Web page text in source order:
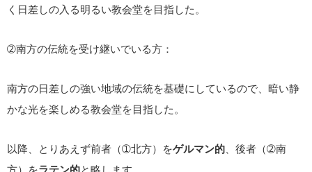
く日差しの入る明るい教会堂を目指した。
➁南方の伝統を受け継いでいる方：
南方の日差しの強い地域の伝統を基礎にしているので、暗い静
かな光を楽しめる教会堂を目指した。
以降、とりあえず前者（➀北方）をゲルマン的 、後者（➁南
方）をラテン的と略します。